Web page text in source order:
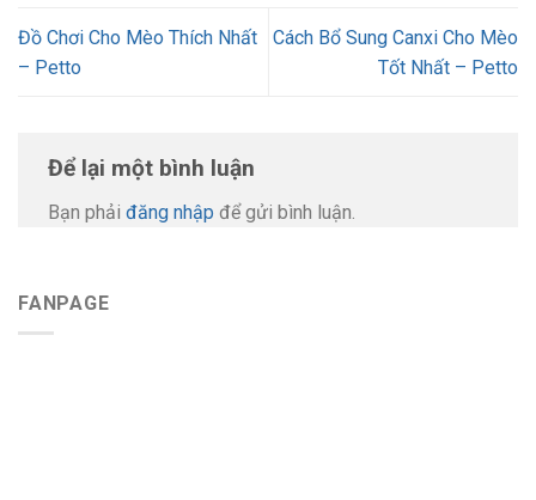
Đồ Chơi Cho Mèo Thích Nhất
– Petto
Cách Bổ Sung Canxi Cho Mèo
Tốt Nhất – Petto
Để lại một bình luận
Bạn phải đăng nhập để gửi bình luận.
FANPAGE